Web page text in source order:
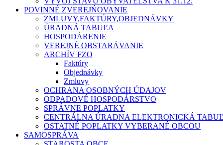
POVINNÉ ZVEREJŃOVANIE
ZMLUVY,FAKTÚRY,OBJEDNÁVKY
ÚRADNÁ TABUĽA
HOSPODÁRENIE
VEREJNÉ OBSTARÁVANIE
ARCHÍV FZO
Faktúry
Objednávky
Zmluvy
OCHRANA OSOBNÝCH ÚDAJOV
ODPADOVÉ HOSPODÁRSTVO
SPRÁVNE POPLATKY
CENTRÁLNA ÚRADNA ELEKTRONICKÁ
OSTATNÉ POPLATKY VYBERANÉ OBCOU
SAMOSPRÁVA